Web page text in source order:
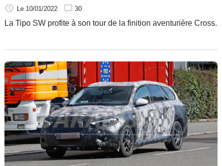
Le 10/01/2022 30
La Tipo SW profite à son tour de la finition aventurière Cross.